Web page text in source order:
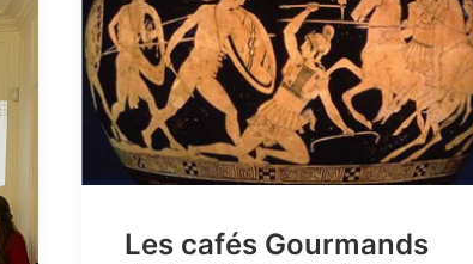
Les cafés Gourmands